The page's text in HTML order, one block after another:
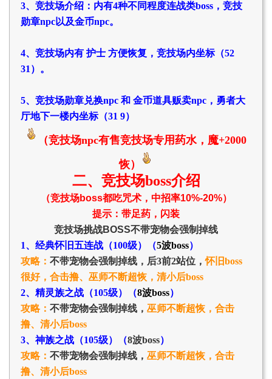
3、竞技场介绍：内有4种不同程度连战类boss，竞技
勋章npc以及金币npc。
4、竞技场内有 护士 方便恢复，竞技场内坐标（52
31）。
5、竞技场勋章兑换npc 和 金币道具贩卖npc，勇者大
厅地下一楼内坐标（31 9）
（竞技场npc有售竞技场专用药水，魔+2000
恢）
二、竞技场boss介绍
（竞技场boss都吃咒术，中招率10%-20%）
提示：带足药，闪装
竞技场挑战BOSS不带宠物会强制掉线
1、经典怀旧五连战（100级）（5波boss）
攻略： 不带宠物会强制掉线，后3前2站位，怀旧boss
很好， 合击撸、 巫师不断超恢， 清小后boss
2、精灵族之战（105级）（8波boss）
攻略： 不带宠物会强制掉线， 巫师不断超恢， 合击
撸、 清小后boss
3、神族之战（105级）（8波boss）
攻略： 不带宠物会强制掉线， 巫师不断超恢， 合击
撸、 清小后boss